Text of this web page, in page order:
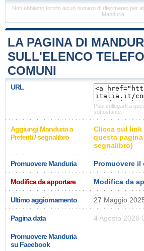
Non abbiamo fornito alcun numero di riferimento per
Manduria
LA PAGINA DI
SULL'ELENCO
COMUNI
URL
Puoi collegarti a
sottostante.
Aggiungi Manduria a
Preferiti / segnalibro
Clicca sul link
questa
segnalibro)
Promuovere Manduria Promuovere il
Modifica da apportare Modifica da
Ultimo aggiornamento 27 Maggio
Pagina data 4 Agosto 2026
Promuovere Manduria
su Facebook